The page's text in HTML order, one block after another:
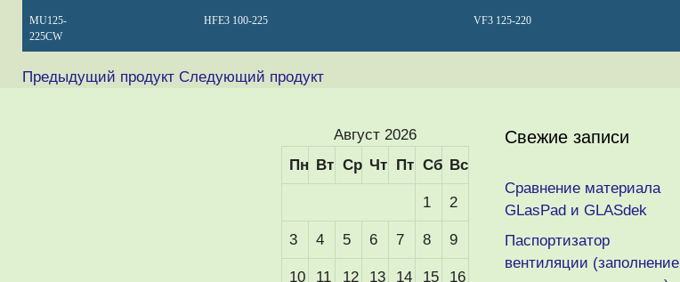
MU125-
225CW
HFE3 100-225 VF3 125-220
Предыдущий продукт Следующий продукт
Август 2026
Пн
Вт Ср Чт Пт Сб Вс
1 2
3 4 5 6 7 8 9
10 11 12 13 14 15 16
Свежие записи
Сравнение материала
GLasPad и GLASdek
Паспортизатор
вентиляции (заполнение